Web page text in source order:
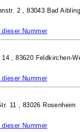
2 ,83043 Bad Aibling
Nummer
14 ,83620 Feldkirchen-
Nummer
11 , 83026 Rosenheim
Nummer